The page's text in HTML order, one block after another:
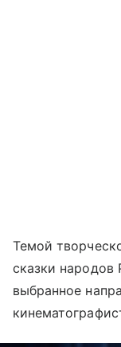
Темой
сказки народов
выбранное